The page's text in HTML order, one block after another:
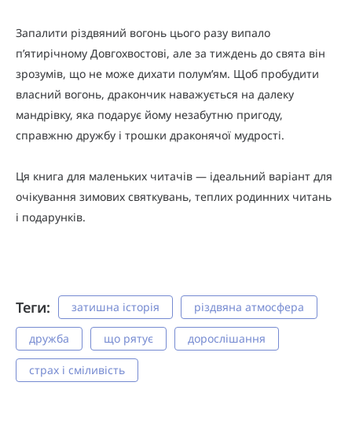
Запалити різдвяний вогонь цього разу випало
п’ятирічному Довгохвостові, але за тиждень до свята він
зрозумів, що не може дихати полум’ям. Щоб пробудити
власний вогонь, дракончик наважується на далеку
мандрівку, яка подарує йому незабутню пригоду,
справжню дружбу і трошки драконячої мудрості.
Ця книга для маленьких читачів — ідеальний варіант для
очікування зимових святкувань, теплих родинних читань
і подарунків.
Теги: затишна історія різдвяна атмосфера
дружба що рятує дорослішання
страх і сміливість